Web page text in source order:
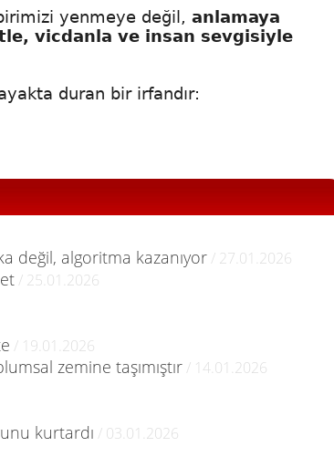
yenmeye değil, anlamaya
vicdanla ve insan sevgisiyle
duran bir irfandır:
değil, algoritma kazanıyor / 27.01.2026
/ 25.01.2026
/ 19.01.2026
zemine taşımıştır / 14.01.2026
kurtardı / 03.01.2026